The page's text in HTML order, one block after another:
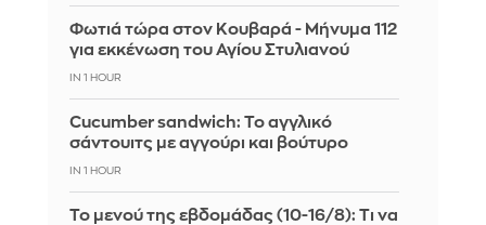
Φωτιά τώρα στον Κουβαρά - Μήνυμα 112
για εκκένωση του Αγίου Στυλιανού
IN 1 HOUR
Cucumber sandwich: Το αγγλικό
σάντουιτς με αγγούρι και βούτυρο
IN 1 HOUR
Το μενού της εβδομάδας (10-16/8): Τι να